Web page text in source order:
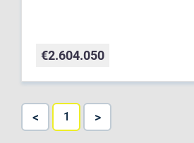
€2.604.050
< 1 >